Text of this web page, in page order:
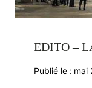
EDITO –
Publié le : mai